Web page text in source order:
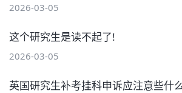
2026-03-05
这个研究生是读不起了!
2026-03-05
英国研究生补考挂科申诉应注意些什么